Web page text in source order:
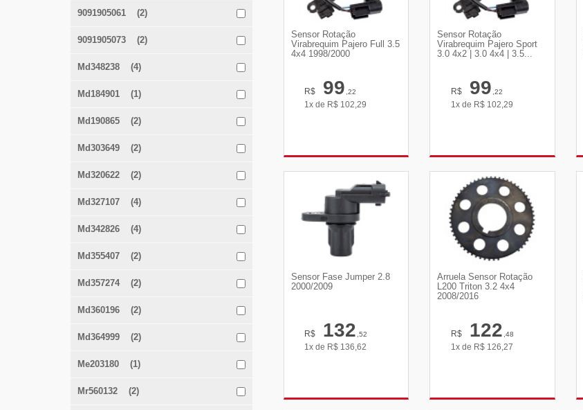
9091905061 (2)
9091905073 (2)
Md348238 (4)
Md184901 (1)
Md190865 (2)
Md303649 (2)
Md320622 (2)
Md327107 (4)
Md342826 (4)
Md355407 (2)
Md357274 (2)
Md360196 (2)
Md364999 (2)
Me203180 (1)
Mr560132 (2)
Sensor Rotação
Virabrequim Pajero Full 3.5
4x4 1998/2000
R$ 99,22
1x de R$ 102,29
Sensor Rotação
Virabrequim Pajero Sport
3.0 4x2 | 3.0 4x4 | 3.5...
R$ 99,22
1x de R$ 102,29
Sensor Fase Jumper 2.8
2000/2009
R$ 132,52
1x de R$ 136,62
Arruela Sensor Rotação
L200 Triton 3.2 4x4
2008/2016
R$ 122,48
1x de R$ 126,27